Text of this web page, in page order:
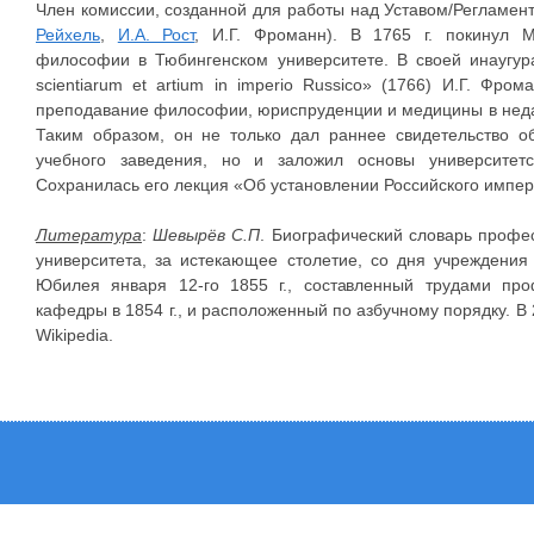
Член комиссии, созданной для работы над Уставом/
Рейхель
И.А. Рост, И.Г. Фроманн). В 1765 г. покинул
философии в Тюбингенском университете. В своей
scientiarum et artium in imperio Russico» (1766) И.Г.
преподавание философии, юриспруденции и медицины в
Таким образом, он не только дал раннее свидетельство
учебного заведения, но и заложил основы
Сохранилась его лекция «Об установлении Российского
Литература:Шевырёв С.П . Биографический словарь
университета, за истекающее столетие, со дня
Юбилея января 12-го 1855 г., составленный трудами
кафедры в 1854 г., и расположенный по азбучному порядку.
Wikipedia.